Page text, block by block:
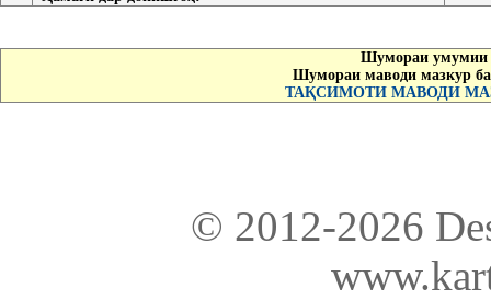
Шумораи умумии
Шумораи маводи мазкур
ТАҚСИМОТИ МАВОДИ
© 2012-2026